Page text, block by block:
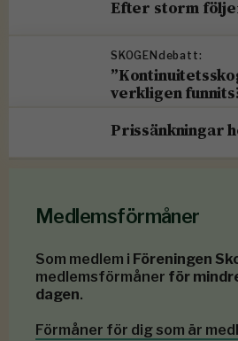
Efter storm
SKOGENdebatt:
verkligen
Prissänkningar
Medlemsförmåner
Som medlem i Föreningen
medlemsförmåner för
dagen.
Förmåner för dig som är